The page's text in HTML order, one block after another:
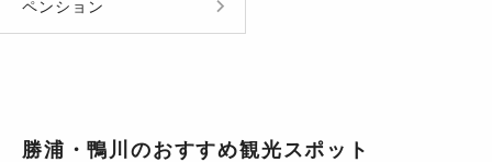
ペンション
勝浦・鴨川のおすすめ観光スポット